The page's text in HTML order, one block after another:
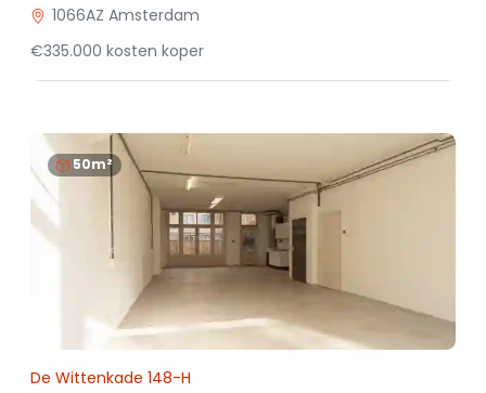
1066AZ Amsterdam
€335.000 kosten koper
50m²
De Wittenkade 148-H